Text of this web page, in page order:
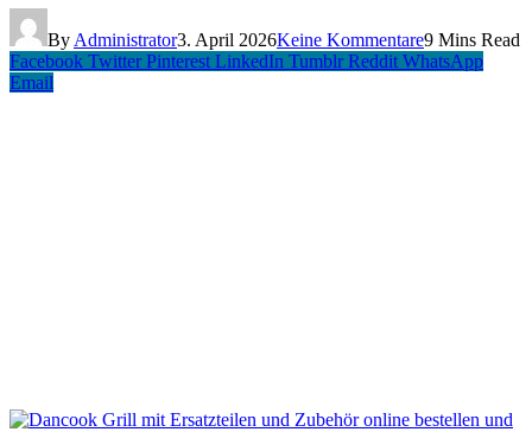
By Administrator3. April 2026Keine Kommentare9 Mins Read
Facebook Twitter Pinterest LinkedIn Tumblr Reddit WhatsApp
Email